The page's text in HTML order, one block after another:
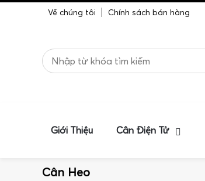
Về chúng tôi Chính sách bán hàng
Giới Thiệu Cân Điện Tử
Cân Heo